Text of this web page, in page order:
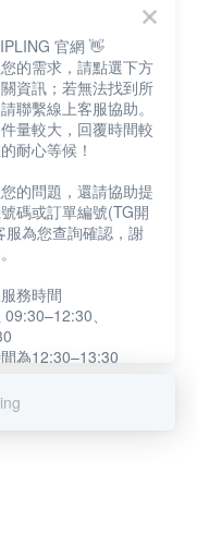
官網 👋
的需求，請點選下方
資訊；若無法找到所
聯繫線上客服協助。
量較大，回覆時間較
耐心等候！
的問題，還請協助提
碼或訂單編號(TG開
服為您查詢確認，謝
務時間
、
為12:30–13:30
會自動已讀訊息，如